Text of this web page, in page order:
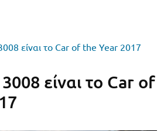
είναι το Car of the Year 2017
είναι το Car of